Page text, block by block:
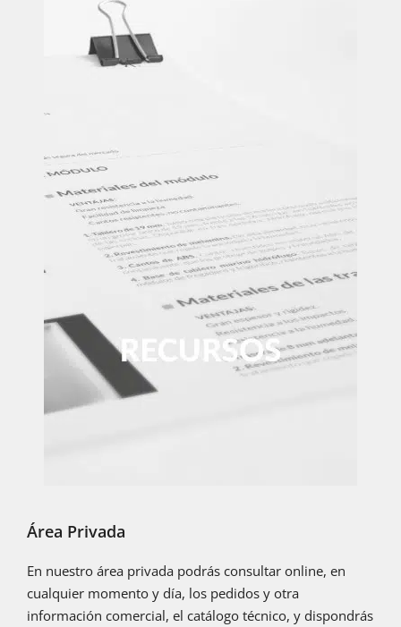
Área Privada
En nuestro área privada podrás consultar online, en
cualquier momento y día, los pedidos y otra
información comercial, el catálogo técnico, y dispondrás